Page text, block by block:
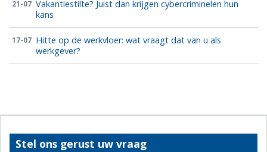
21-07 Vakantiestilte? Juist dan krijgen cybercriminelen hun
kans
17-07 Hitte op de werkvloer: wat vraagt dat van u als
werkgever?
Stel ons gerust uw vraag